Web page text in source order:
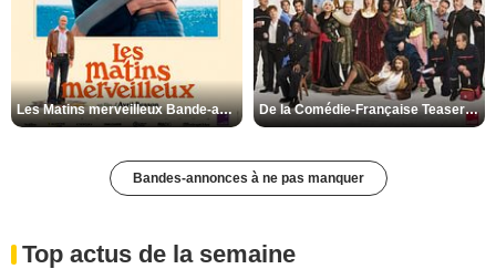
Les Matins merveilleux Bande-annonce VF De la Comédie-Française Teaser VF
Bandes-annonces à ne pas manquer
Top actus de la semaine